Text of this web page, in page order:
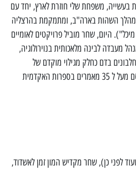
4 שנים מלאות בעשייה, משפחת שלי חוזרת לארץ, יחד עם
במהלך השהות בארה"ב, ומתמקמת בהרצליה
היום, שחר מוביל פרויקטים לאומיים
מעבדה לבינה מלאכותית בנוירולוגיה,
בדם כחלק מגילוי מוקדם של
ממאירות וניוון צרבלארי ופרסם מעל ל 35 מאמרים בספרות האקדמית
לפני כן), שחר מקדיש המון זמן לאשדוד,